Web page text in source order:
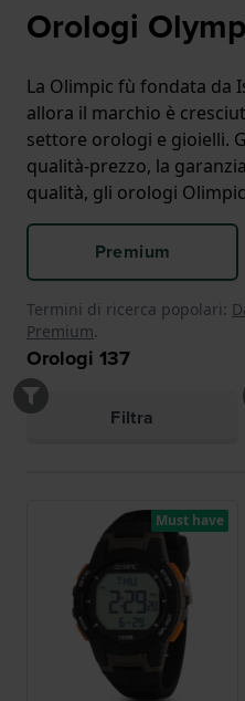
Orologi
La Olimpic fù fondata da
allora il marchio è
settore orologi e gioielli.
qualità-prezzo, la
qualità, gli orologi
Premium
Termini di ricerca popolari:
Premium.
Orologi 137
Filtra
Must have